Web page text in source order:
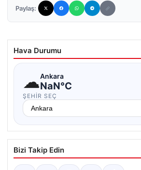
Paylaş:
Hava Durumu
☁Ankara
NaN°C
ŞEHIR SEÇ
Bizi Takip Edin